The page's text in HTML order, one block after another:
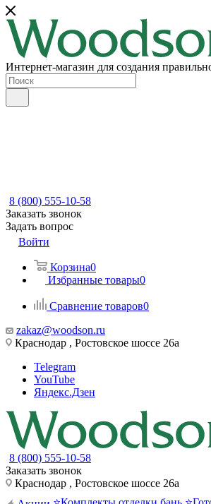
Интернет-магазин для создания
8 (800) 555-10-58
Заказать звонок
Задать вопрос
Войти
Корзина0
Избранные товары0
Сравнение товаров0
zakaz@woodson.ru
Краснодар , Ростовское шоссе 26а
Telegram
YouTube
Яндекс.Дзен
8 (800) 555-10-58
Заказать звонок
Краснодар , Ростовское шоссе 26а